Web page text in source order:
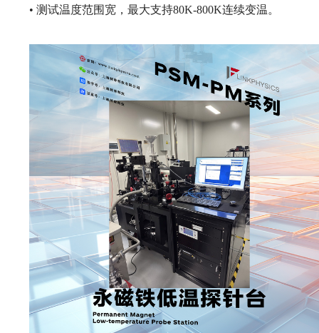
• 测试温度范围宽，最大支持80K-800K连续变温。